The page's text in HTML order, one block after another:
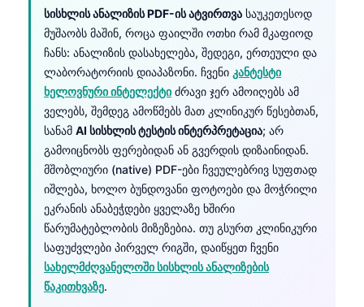
სისხლის ანალიზის PDF-ის ატვირთვა საუკეთესოდ
მუშაობს მაშინ, როცა ფაილში ოთხი რამ მკაფიოდ
ჩანს: ანალიზის დასახელება, შედეგი, ერთეული და
ლაბორატორიის დიაპაზონი. ჩვენი კანტესტი
ხელოვნური ინტელექტი ძრავი ჯერ ამოიღებს ამ
ველებს, შემდეგ ამოწმებს მათ კლინიკურ წესებთან,
სანამ AI სისხლის ტესტის ინტერპრეტაცია; არ
გამოიცნობს ფერებიდან ან გვერდის დიზაინიდან.
მშობლიური (native) PDF-ები ჩვეულებრივ სუფთად
იშლება, ხოლო ბუნდოვანი ფოტოები და მოჭრილი
ეკრანის ანაბეჭდები ყველაზე ხშირი
წარუმატებლობის მიზეზებია. თუ გსურთ კლინიკური
საფუძვლები პირველ რიგში, დაიწყეთ ჩვენი
სახელმძღვანელოში სისხლის ანალიზების
წაკითხვაზე.